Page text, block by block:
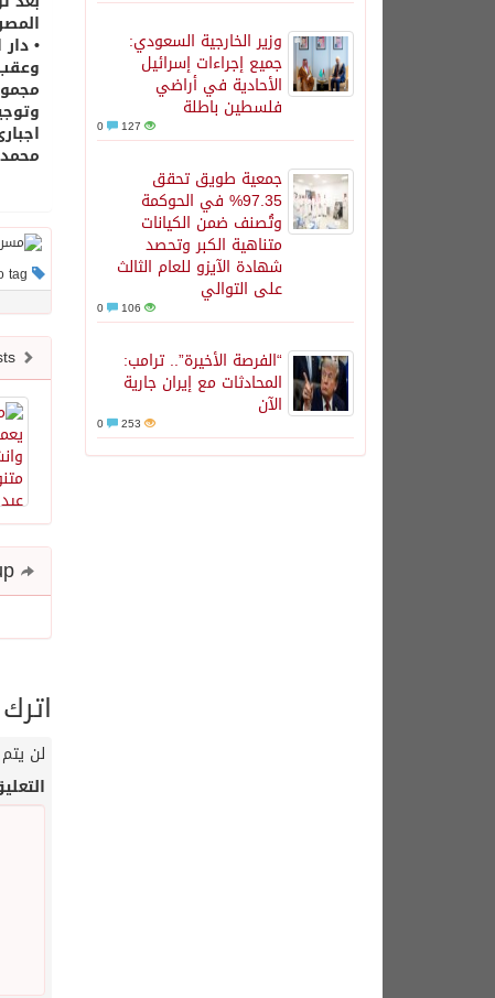
وزير الخارجية السعودي:
جميع إجراءات إسرائيل
الأحادية في أراضي
فلسطين باطلة
127
جمعية طويق تحقق
97.35% في الحوكمة
وتُصنف ضمن الكيانات
متناهية الكبر وتحصد
شهادة الآيزو للعام الثالث
على التوالي
106
“الفرصة الأخيرة”.. ترامب:
المحادثات مع إيران جارية
الآن
253
المصرى
• دار
لن